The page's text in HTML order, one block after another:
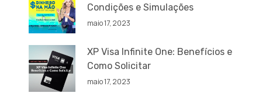
Condições e Simulações
maio 17, 2023
XP Visa Infinite One: Benefícios e
Como Solicitar
maio 17, 2023